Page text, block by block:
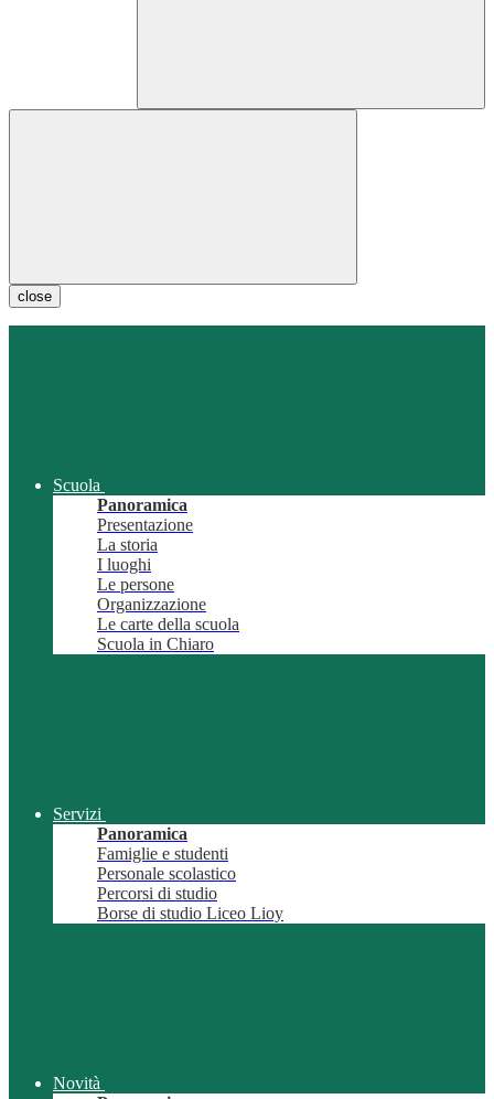
close
Scuola
Panoramica
Presentazione
La storia
I luoghi
Le persone
Organizzazione
Le carte della scuola
Scuola in Chiaro
Servizi
Panoramica
Famiglie e studenti
Personale scolastico
Percorsi di studio
Borse di studio Liceo Lioy
Novità